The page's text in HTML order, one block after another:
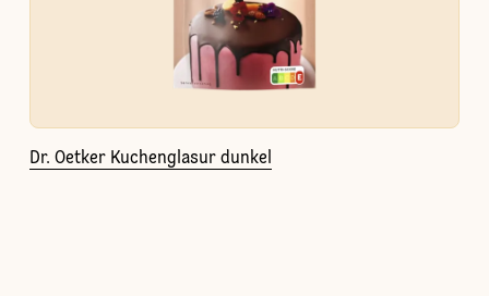
Dr. Oetker Kuchenglasur dunkel